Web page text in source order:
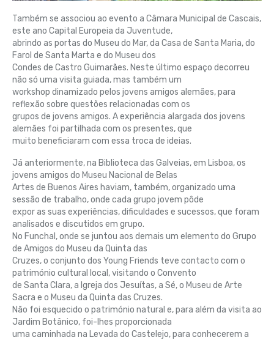
Também se associou ao evento a Câmara Municipal de Cascais,
este ano Capital Europeia da Juventude,
abrindo as portas do Museu do Mar, da Casa de Santa Maria, do
Farol de Santa Marta e do Museu dos
Condes de Castro Guimarães. Neste último espaço decorreu
não só uma visita guiada, mas também um
workshop dinamizado pelos jovens amigos alemães, para
reflexão sobre questões relacionadas com os
grupos de jovens amigos. A experiência alargada dos jovens
alemães foi partilhada com os presentes, que
muito beneficiaram com essa troca de ideias.
Já anteriormente, na Biblioteca das Galveias, em Lisboa, os
jovens amigos do Museu Nacional de Belas
Artes de Buenos Aires haviam, também, organizado uma
sessão de trabalho, onde cada grupo jovem pôde
expor as suas experiências, dificuldades e sucessos, que foram
analisados e discutidos em grupo.
No Funchal, onde se juntou aos demais um elemento do Grupo
de Amigos do Museu da Quinta das
Cruzes, o conjunto dos Young Friends teve contacto com o
património cultural local, visitando o Convento
de Santa Clara, a Igreja dos Jesuítas, a Sé, o Museu de Arte
Sacra e o Museu da Quinta das Cruzes.
Não foi esquecido o património natural e, para além da visita ao
Jardim Botânico, foi-lhes proporcionada
uma caminhada na Levada do Castelejo, para conhecerem a